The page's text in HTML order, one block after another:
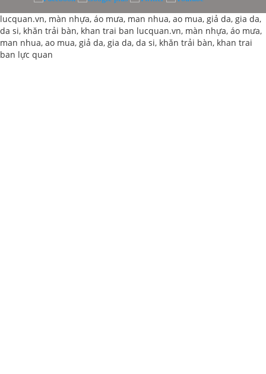
lucquan.vn, màn nhựa, áo mưa, man nhua, ao mua, giả da, gia da,
da si, khăn trải bàn, khan trai ban lucquan.vn, màn nhựa, áo mưa,
man nhua, ao mua, giả da, gia da, da si, khăn trải bàn, khan trai
ban lực quan